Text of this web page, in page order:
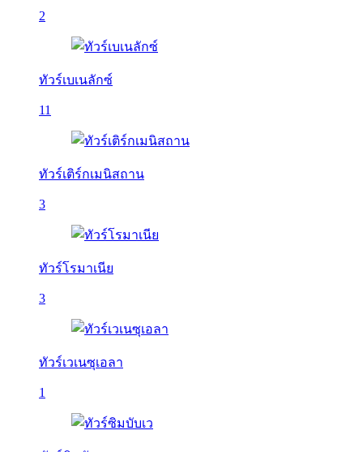
2
ทัวร์เบเนลักซ์
11
ทัวร์เติร์กเมนิสถาน
3
ทัวร์โรมาเนีย
3
ทัวร์เวเนซุเอลา
1